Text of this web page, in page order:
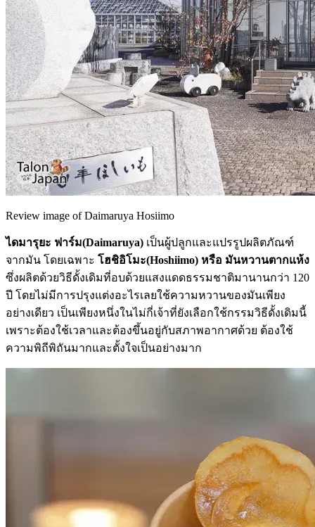
Review image of Daimaruya Hosiimo
ไดมารุยะ ฟาร์ม(Daimaruya) เป็นผู้ปลูกและแปรรูปผลิตภัณฑ์
จากมัน โดยเฉพาะ โฮชิอิโมะ(Hoshiimo) หรือ มันหวานตากแห้ง
ซึ่งผลิตด้วยวิธีดั้งเดิมที่อบด้วยแสงแดดธรรมชาติมานานกว่า 120
ปี โดยไม่มีการปรุงแต่งอะไรเลยใช้ความหวานของมันเพียง
อย่างเดียว เป็นเพียงหนึ่งในไม่กี่เจ้าที่ยังเลือกใช้กรรมวิธีดั้งเดิมนี้
เพราะต้องใช้เวลาและต้องขึ้นอยู่กับสภาพอากาศด้วย ต้องใช้
ความพิถีพิถันมากและตั้งใจเป็นอย่างมาก